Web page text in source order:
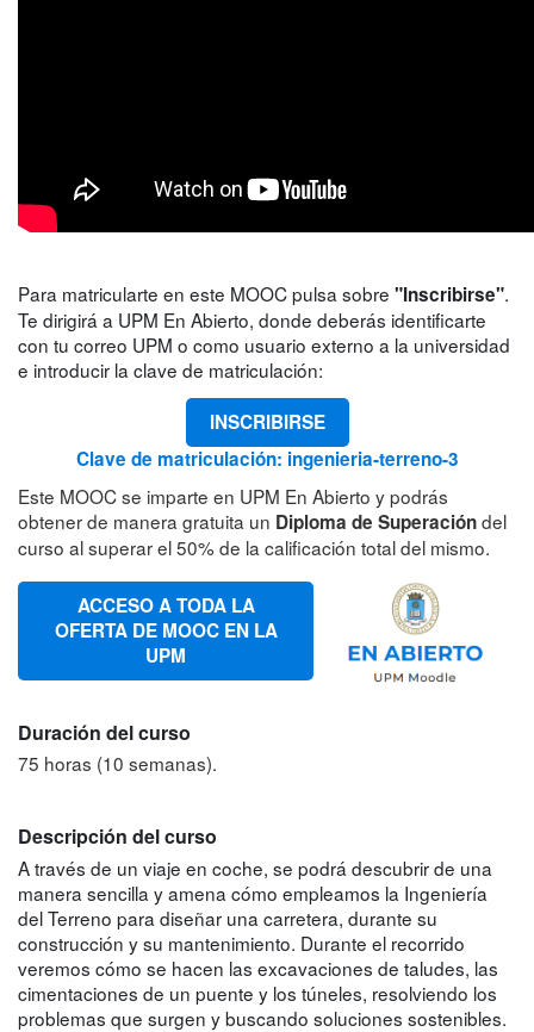
Para matricularte en este MOOC pulsa sobre "Inscribirse".
Te dirigirá a UPM En Abierto, donde deberás identificarte
con tu correo UPM o como usuario externo a la universidad
e introducir la clave de matriculación:
INSCRIBIRSE
Clave de matriculación: ingenieria-terreno-3
Este MOOC se imparte en UPM En Abierto y podrás
obtener de manera gratuita un Diploma de Superacióndel
curso al superar el 50% de la calificación total del mismo.
ACCESO A TODA LA
OFERTA DE MOOC EN LA
UPM
Duración del curso
75 horas (10 semanas).
Descripción del curso
A través de un viaje en coche, se podrá descubrir de una
manera sencilla y amena cómo empleamos la Ingeniería
del Terreno para diseñar una carretera, durante su
construcción y su mantenimiento. Durante el recorrido
veremos cómo se hacen las excavaciones de taludes, las
cimentaciones de un puente y los túneles, resolviendo los
problemas que surgen y buscando soluciones sostenibles.